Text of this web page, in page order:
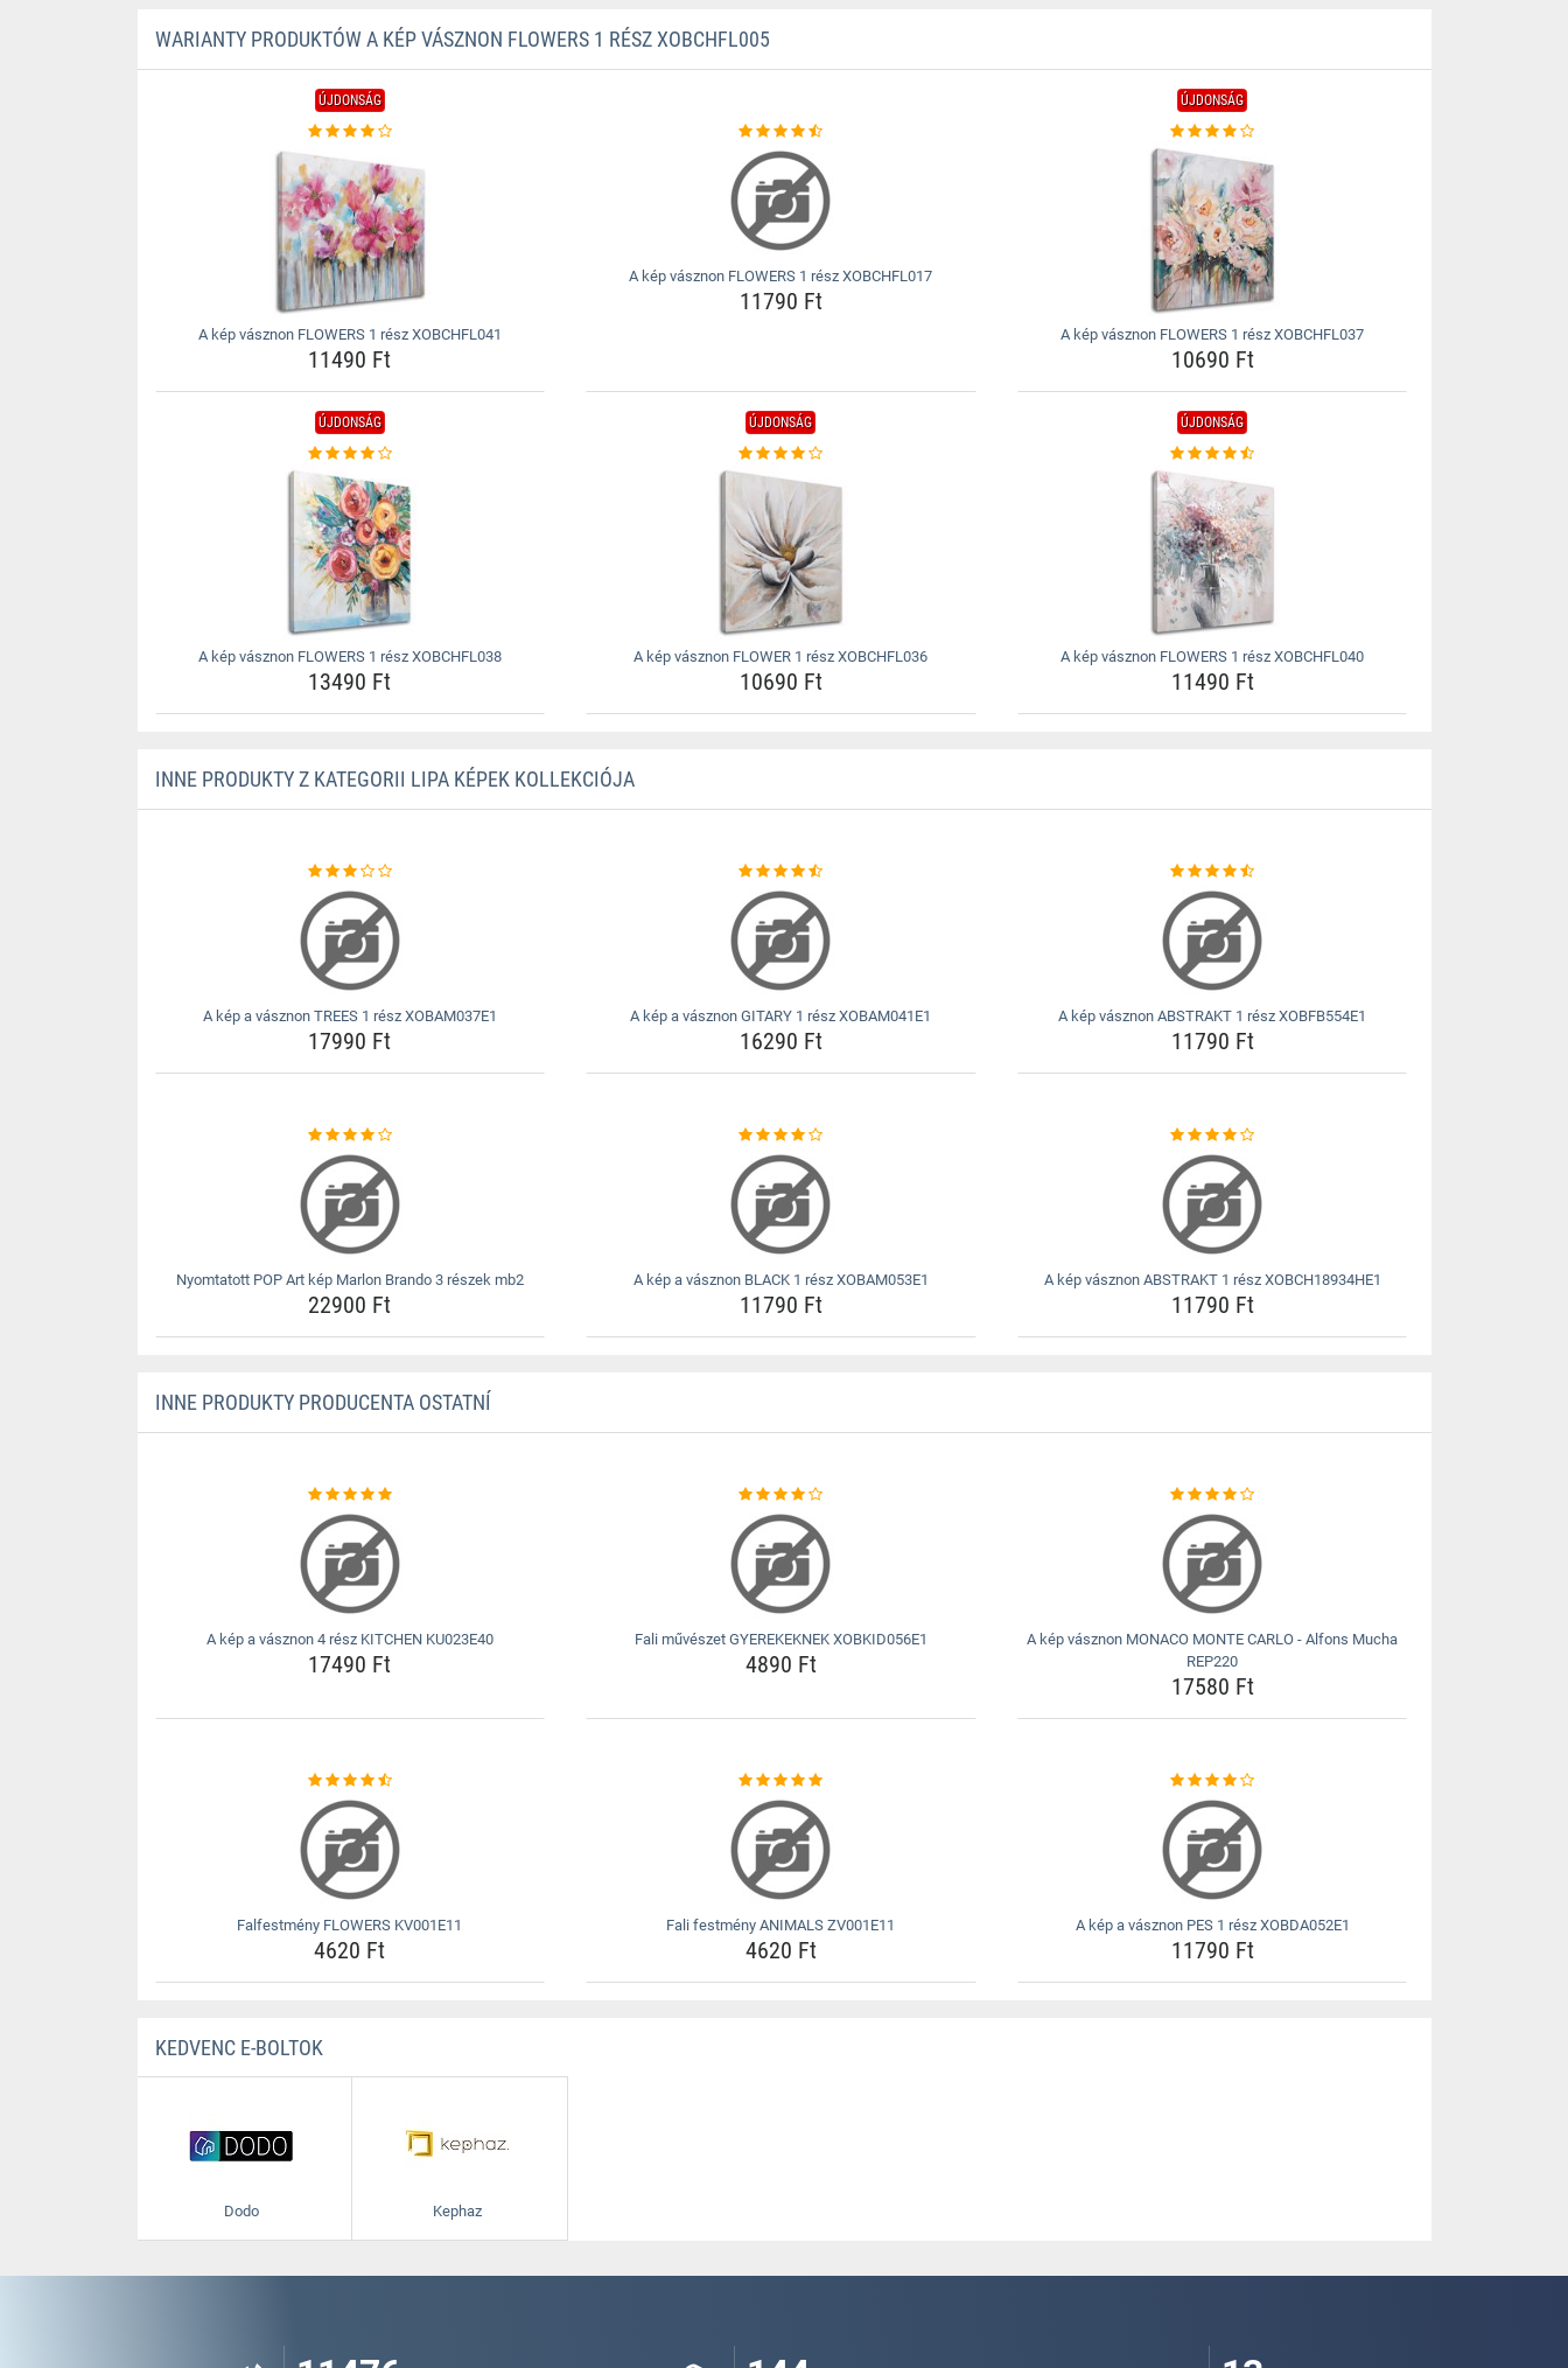
WARIANTY PRODUKTÓW A KÉP VÁSZNON FLOWERS 1 RÉSZ XOBCHFL005
ÚJDONSÁG
A kép vásznon FLOWERS 1 rész XOBCHFL041
11490 Ft
A kép vásznon FLOWERS 1 rész XOBCHFL017
11790 Ft
ÚJDONSÁG
A kép vásznon FLOWERS 1 rész XOBCHFL037
10690 Ft
ÚJDONSÁG
A kép vásznon FLOWERS 1 rész XOBCHFL038
13490 Ft
ÚJDONSÁG
A kép vásznon FLOWER 1 rész XOBCHFL036
10690 Ft
ÚJDONSÁG
A kép vásznon FLOWERS 1 rész XOBCHFL040
11490 Ft
INNE PRODUKTY Z KATEGORII LIPA KÉPEK KOLLEKCIÓJA
A kép a vásznon TREES 1 rész XOBAM037E1
17990 Ft
A kép a vásznon GITARY 1 rész XOBAM041E1
16290 Ft
A kép vásznon ABSTRAKT 1 rész XOBFB554E1
11790 Ft
Nyomtatott POP Art kép Marlon Brando 3 részek mb2
22900 Ft
A kép a vásznon BLACK 1 rész XOBAM053E1
11790 Ft
A kép vásznon ABSTRAKT 1 rész XOBCH18934HE1
11790 Ft
INNE PRODUKTY PRODUCENTA OSTATNÍ
A kép a vásznon 4 rész KITCHEN KU023E40
17490 Ft
Fali művészet GYEREKEKNEK XOBKID056E1
4890 Ft
A kép vásznon MONACO MONTE CARLO - Alfons Mucha
REP220
17580 Ft
Falfestmény FLOWERS KV001E11
4620 Ft
Fali festmény ANIMALS ZV001E11
4620 Ft
A kép a vásznon PES 1 rész XOBDA052E1
11790 Ft
KEDVENC E-BOLTOK
Dodo Kephaz